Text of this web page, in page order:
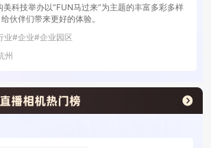
科技举办以“FUN马过来”为主题的丰富多彩多样
伙伴们带来更好的体验。
业#企业#企业园区
州